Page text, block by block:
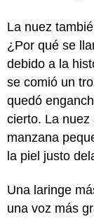
La nuez
¿Por qué se
debido a la
se comió un
quedó
cierto. La nuez
manzana
la piel justo
Una laringe
una voz más